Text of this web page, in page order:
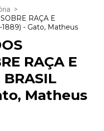
>
RAÇA E
- Gato, Matheus
RAÇA E
BRASIL
Matheus